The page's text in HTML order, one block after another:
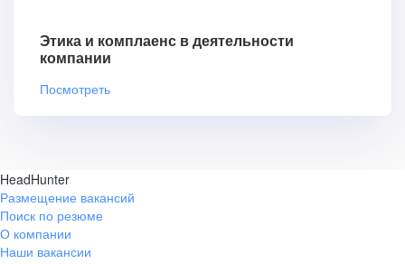
Этика и комплаенс в деятельности
компании
Посмотреть
HeadHunter
Размещение вакансий
Поиск по резюме
О компании
Наши вакансии